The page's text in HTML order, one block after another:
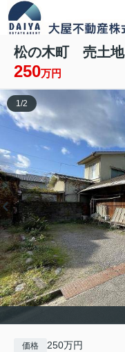
松の木町 売土地
250万円
1/2
価格 250万円